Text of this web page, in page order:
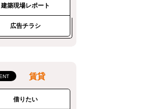
建築現場レポート
広告チラシ
賃貸
借りたい